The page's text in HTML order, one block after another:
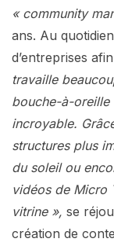
« community
ans. Au
d’entreprises
travaille
bouche-à-oreille
incroyable.
structures plus
du soleil ou
vidéos de Micro
vitrine », se
création de